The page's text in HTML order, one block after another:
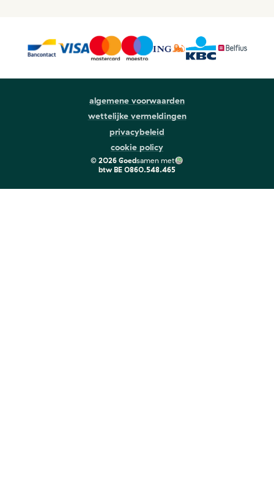
algemene voorwaarden
wettelijke vermeldingen
privacybeleid
cookie policy
© 2026Goedsamen met
btw BE 0860.548.465